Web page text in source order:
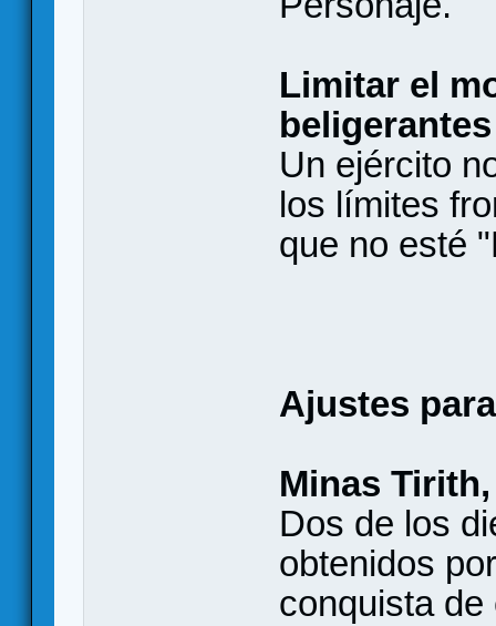
Limitar el
beligerantes
Un ejército
los límites
que no esté
Ajustes
Minas
Dos de los
obtenidos
conquista